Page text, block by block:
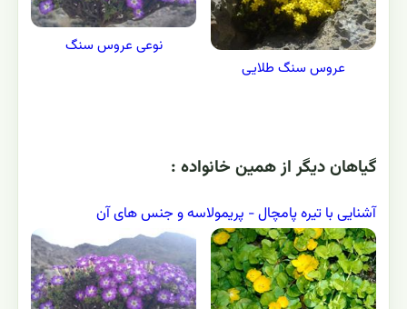
عروس سنگ طلایی
نوعی عروس سنگ
گياهان ديگر از همين خانواده :
آشنایی با تیره پامچال - پريمولاسه و جنس های آن